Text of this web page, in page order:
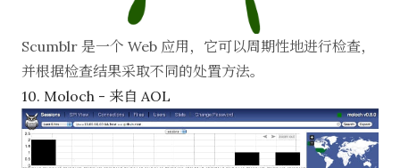
Scumblr 是一个 Web 应用，它可以周期性地进行检查，
并根据检查结果采取不同的处置方法。
10. Moloch - 来自 AOL